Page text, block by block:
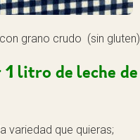
grano crudo (sin gluten)
litro de leche de
variedad que quieras;